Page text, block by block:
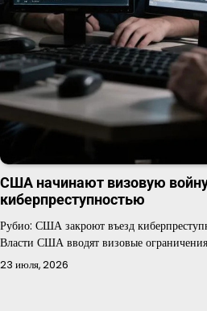
США начинают визовую
киберпреступностью
Рубио: США закроют въезд
Власти США вводят визовые
23 июля, 2026